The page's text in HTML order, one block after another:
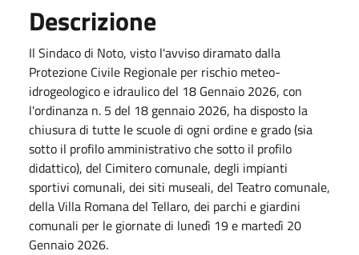
Descrizione
Il Sindaco di Noto, visto l'avviso diramato dalla
Protezione Civile Regionale per rischio meteo-
idrogeologico e idraulico del 18 Gennaio 2026, con
l'ordinanza n. 5 del 18 gennaio 2026, ha disposto la
chiusura di tutte le scuole di ogni ordine e grado (sia
sotto il profilo amministrativo che sotto il profilo
didattico), del Cimitero comunale, degli impianti
sportivi comunali, dei siti museali, del Teatro comunale,
della Villa Romana del Tellaro, dei parchi e giardini
comunali per le giornate di lunedì 19 e martedì 20
Gennaio 2026.